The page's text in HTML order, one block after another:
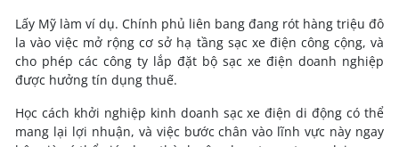
Lấy Mỹ làm ví dụ. Chính phủ liên bang đang rót hàng triệu đô
la vào việc mở rộng cơ sở hạ tầng sạc xe điện công cộng, và
cho phép các công ty lắp đặt bộ sạc xe điện doanh nghiệp
được hưởng tín dụng thuế.
Học cách khởi nghiệp kinh doanh sạc xe điện di động có thể
mang lại lợi nhuận, và việc bước chân vào lĩnh vực này ngay